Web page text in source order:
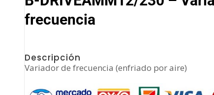
frecuencia
Descripción
Variador de frecuencia (enfriado por aire)